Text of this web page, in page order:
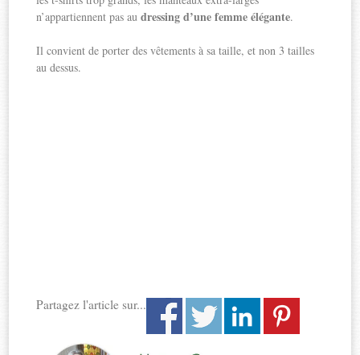
n’appartiennent pas audressing d’une femme élégante.
Il convient de porter des vêtements à sa taille, et non 3 tailles
au dessus.
Partagez l'article sur...